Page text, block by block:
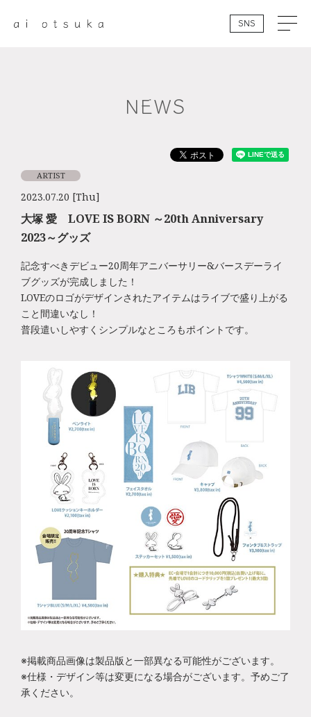
SNS
NEWS
2023.07.20 [Thu]
ARTIST
大塚 愛 LOVE IS BORN ～20th Anniversary
2023～グッズ
記念すべきデビュー20周年アニバーサリー&バースデーライ
ブグッズが完成しました！
LOVEのロゴがデザインされたアイテムはライブで盛り上がる
こと間違いなし！
普段遣いしやすくシンプルなところもポイントです。
※掲載商品画像は製品版と一部異なる可能性がございます。
※仕様・デザイン等は変更になる場合がございます。予めご了
承ください。